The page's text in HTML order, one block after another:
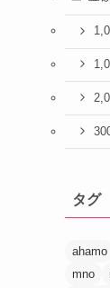
タグ
ahamo
mno